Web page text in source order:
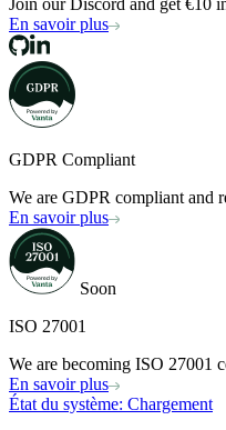
En savoir plus
GDPR Compliant
We are GDPR compliant and
En savoir plus
Soon
ISO 27001
We are becoming ISO 27001
En savoir plus
État du système: Chargement